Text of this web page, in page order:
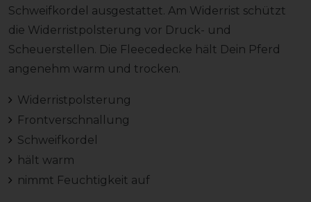
Schweifkordel ausgestattet. Am Widerrist schützt
die Widerristpolsterung vor Druck- und
Scheuerstellen. Die Fleecedecke hält Dein Pferd
angenehm warm und trocken.
Widerristpolsterung
Frontverschnallung
Schweifkordel
hält warm
nimmt Feuchtigkeit auf